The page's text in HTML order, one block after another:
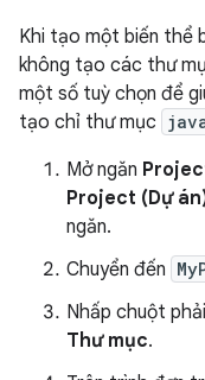
Khi tạo một biến thể
không tạo các thư
một số tuỳ chọn để
tạo chỉ thư mục
Mở ngăn
Project (Dự
ngăn.
Chuyển đến
Nhấp chuột
Thư mục.